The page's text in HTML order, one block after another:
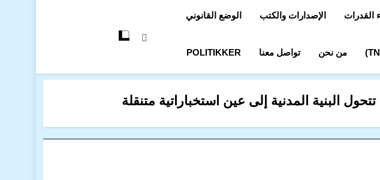
القدرات الإصدارات والكتب الوضع القانوني
من نحن تواصل معنا POLITIKKER
البنية المدنية إلى عين استخباراتية متنقلة